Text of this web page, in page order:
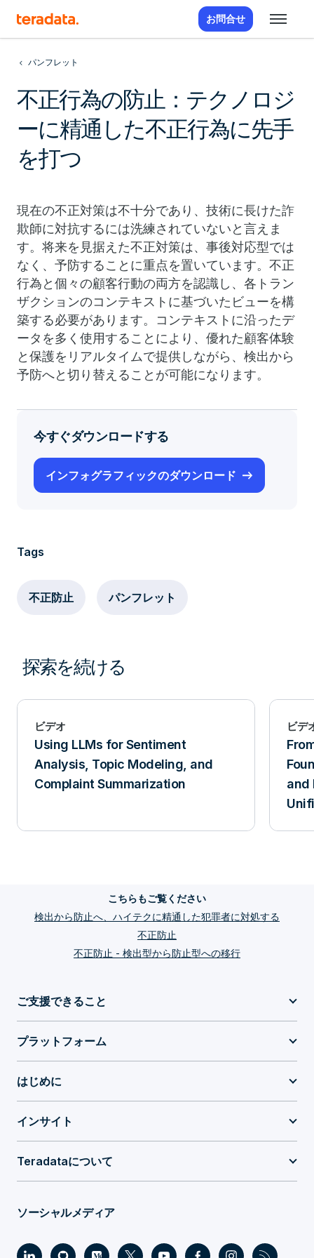
お問合せ
パンフレット
不正行為の防止：テクノロジ
ーに精通した不正行為に先手
を打つ
現在の不正対策は不十分であり、技術に長けた詐
欺師に対抗するには洗練されていないと言えま
す。将来を見据えた不正対策は、事後対応型では
なく、予防することに重点を置いています。不正
行為と個々の顧客行動の両方を認識し、各トラン
ザクションのコンテキストに基づいたビューを構
築する必要があります。コンテキストに沿ったデ
ータを多く使用することにより、優れた顧客体験
と保護をリアルタイムで提供しながら、検出から
予防へと切り替えることが可能になります。
今すぐダウンロードする
インフォグラフィックのダウンロード
Tags
不正防止 パンフレット
探索を続ける
ビデオ
Using LLMs for Sentiment
Analysis, Topic Modeling, and
Complaint Summarization
ビデ
and
こちらもご覧ください
検出から防止へ、ハイテクに精通した犯罪者に対処する
不正防止
不正防止 - 検出型から防止型への移行
ご支援できること
プラットフォーム
はじめに
インサイト
Teradataについて
ソーシャルメディア